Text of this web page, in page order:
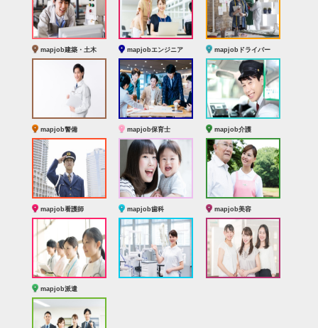
mapjob建築・土木 mapjobエンジニア mapjobドライバー
mapjob警備 mapjob保育士 mapjob介護
mapjob看護師 mapjob歯科 mapjob美容
mapjob派遣